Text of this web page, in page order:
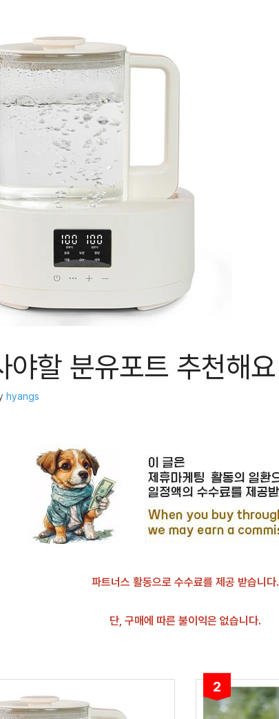
야할 분유포트 추천해요
hyangs
파트너스 활동으로 수수료를 제공 받습니다.
단, 구매에 따른 불이익은 없습니다.
2